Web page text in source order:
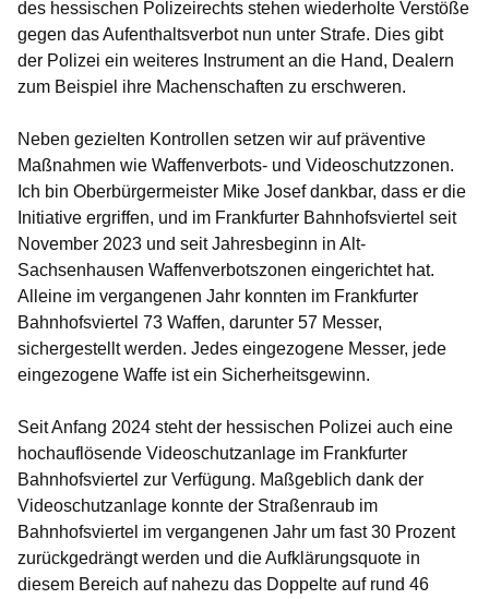
des hessischen Polizeirechts stehen wiederholte Verstöße
gegen das Aufenthaltsverbot nun unter Strafe. Dies gibt
der Polizei ein weiteres Instrument an die Hand, Dealern
zum Beispiel ihre Machenschaften zu erschweren.
Neben gezielten Kontrollen setzen wir auf präventive
Maßnahmen wie Waffenverbots- und Videoschutzzonen.
Ich bin Oberbürgermeister Mike Josef dankbar, dass er die
Initiative ergriffen, und im Frankfurter Bahnhofsviertel seit
November 2023 und seit Jahresbeginn in Alt-
Sachsenhausen Waffenverbotszonen eingerichtet hat.
Alleine im vergangenen Jahr konnten im Frankfurter
Bahnhofsviertel 73 Waffen, darunter 57 Messer,
sichergestellt werden. Jedes eingezogene Messer, jede
eingezogene Waffe ist ein Sicherheitsgewinn.
Seit Anfang 2024 steht der hessischen Polizei auch eine
hochauflösende Videoschutzanlage im Frankfurter
Bahnhofsviertel zur Verfügung. Maßgeblich dank der
Videoschutzanlage konnte der Straßenraub im
Bahnhofsviertel im vergangenen Jahr um fast 30 Prozent
zurückgedrängt werden und die Aufklärungsquote in
diesem Bereich auf nahezu das Doppelte auf rund 46